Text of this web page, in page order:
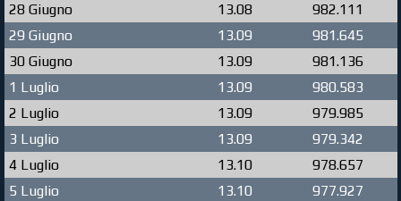
28 Giugno
13.08
982.111
29 Giugno
13.09
981.645
30 Giugno
13.09
981.136
1 Luglio
13.09
980.583
2 Luglio
13.09
979.985
3 Luglio
13.09
979.342
4 Luglio
13.10
978.657
5 Luglio
13.10
977.927